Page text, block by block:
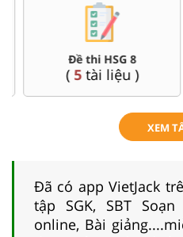
Đề thi HSG 8
5tài liệu )
XEM
Đã có app VietJack
tập SGK, SBT
online, Bài